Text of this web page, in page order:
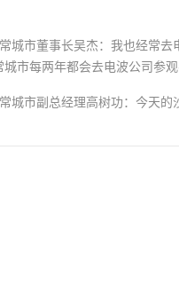
董事长吴杰：我也经常去电
城市每两年都会去电波公司参
副总经理高树功：今天的沙